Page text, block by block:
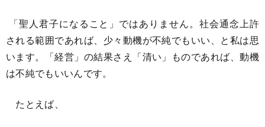
「聖人君子になること」ではありません。社会通念上許
される範囲であれば、少々動機が不純でもいい、と私は思
います。「経営」の結果さえ「清い」ものであれば、動機
は不純でもいいんです。
たとえば、